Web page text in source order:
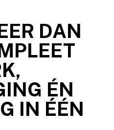
DAN
ÉN
IN ÉÉN